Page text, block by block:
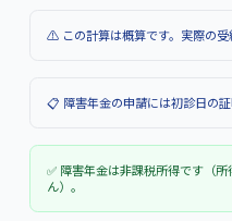
⚠️ この計算は概算です。実際の受
📋 障害年金の申請には初診日の証
✅ 障害年金は非課税所得です（
ん）。